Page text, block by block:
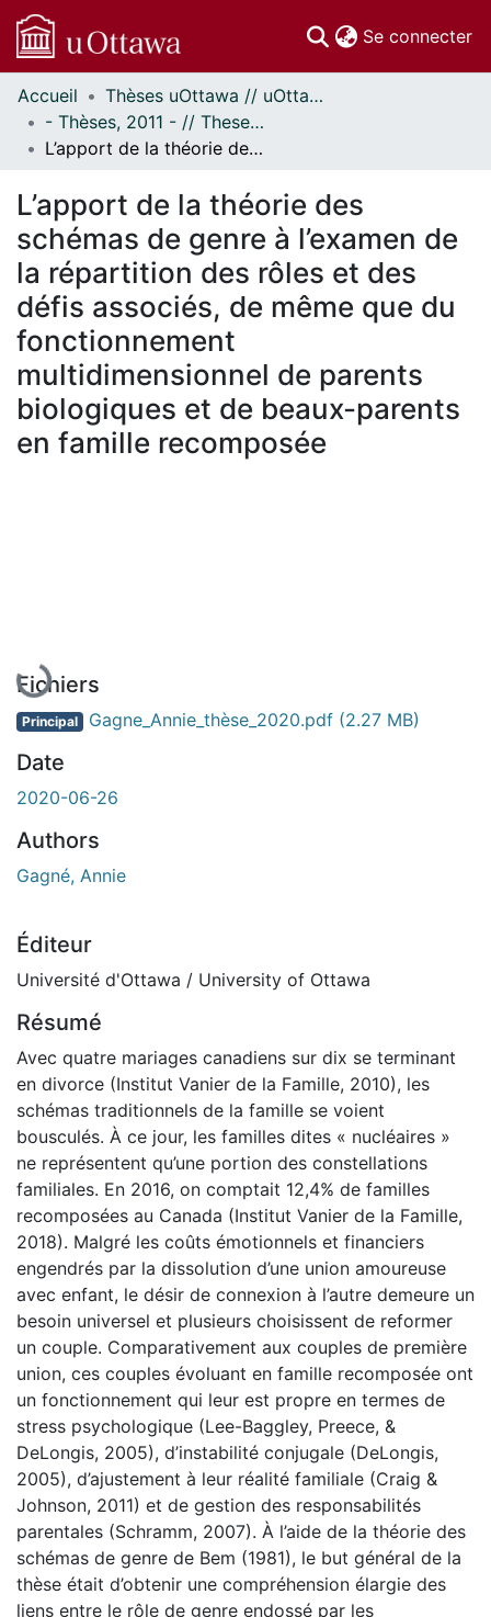
Se connecter
Communautés
et collections
Parcourir
À propos
Accueil
Thèses uOttawa // uOttawa Theses
- Thèses, 2011 - // Theses, 2011 -
L’apport de la théorie des schémas de genre à l’examen de la répartition des rôles et des défis associés, de même que du fonctionnement multidimensionnel de parents biologiques et de beaux-parents en famille recomposée
L’apport de la théorie des
schémas de genre à l’examen de
la répartition des rôles et des
défis associés, de même que du
fonctionnement
multidimensionnel de parents
biologiques et de beaux-parents
en famille recomposée
En cours de chargement...
Fichiers
Principal Gagne_Annie_thèse_2020.pdf (2.27 MB)
Date
2020-06-26
Authors
Gagné, Annie
Éditeur
Université d'Ottawa / University of Ottawa
Résumé
Avec quatre mariages canadiens sur dix se terminant
en divorce (Institut Vanier de la Famille, 2010), les
schémas traditionnels de la famille se voient
bousculés. À ce jour, les familles dites « nucléaires »
ne représentent qu’une portion des constellations
familiales. En 2016, on comptait 12,4% de familles
recomposées au Canada (Institut Vanier de la Famille,
2018). Malgré les coûts émotionnels et financiers
engendrés par la dissolution d’une union amoureuse
avec enfant, le désir de connexion à l’autre demeure un
besoin universel et plusieurs choisissent de reformer
un couple. Comparativement aux couples de première
union, ces couples évoluant en famille recomposée ont
un fonctionnement qui leur est propre en termes de
stress psychologique (Lee-Baggley, Preece, &
DeLongis, 2005), d’instabilité conjugale (DeLongis,
2005), d’ajustement à leur réalité familiale (Craig &
Johnson, 2011) et de gestion des responsabilités
parentales (Schramm, 2007). À l’aide de la théorie des
schémas de genre de Bem (1981), le but général de la
thèse était d’obtenir une compréhension élargie des
liens entre le rôle de genre endossé par les